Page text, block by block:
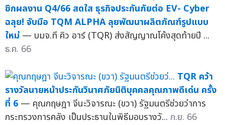
ซิกผลงาน Q4/66 สดใส ธุรกิจประกันภัยต่อ EV- Cyber
ฉลุย! จับมือ TQM ALPHA ลุยพัฒนาผลิตภัณฑ์รูปแบบ
ใหม่ — บมจ.ที คิว อาร์ (TQR) ส่งสัญญาณโค้งสุดท้ายปี ...
ธ.ค. 66
TQR คว้า
รางวัลนายหน้าประกันวินาศภัยนิติบุคคลคุณภาพดีเด่น ครั้ง
ที่ 6 — คุณกฤษฎา จีนะวิจารณะ (ขวา) รัฐมนตรีช่วยว่าการ
กระทรวงการคลัง เป็นประธานในพิธีมอบรางวั... ก.ย. 66